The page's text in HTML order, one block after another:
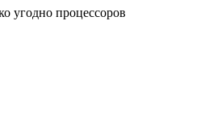
угодно процессоров